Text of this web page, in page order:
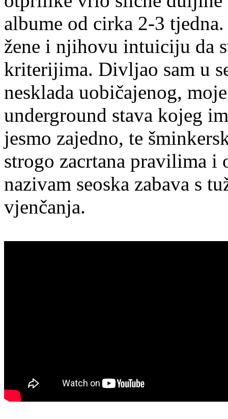
albume od cirka 2-3
žene i njihovu intuiciju da
kriterijima. Divljao sam u
nesklada uobičajenog,
underground stava kojeg
jesmo zajedno, te
strogo zacrtana pravilima i
nazivam seoska zabava s
vjenčanja.